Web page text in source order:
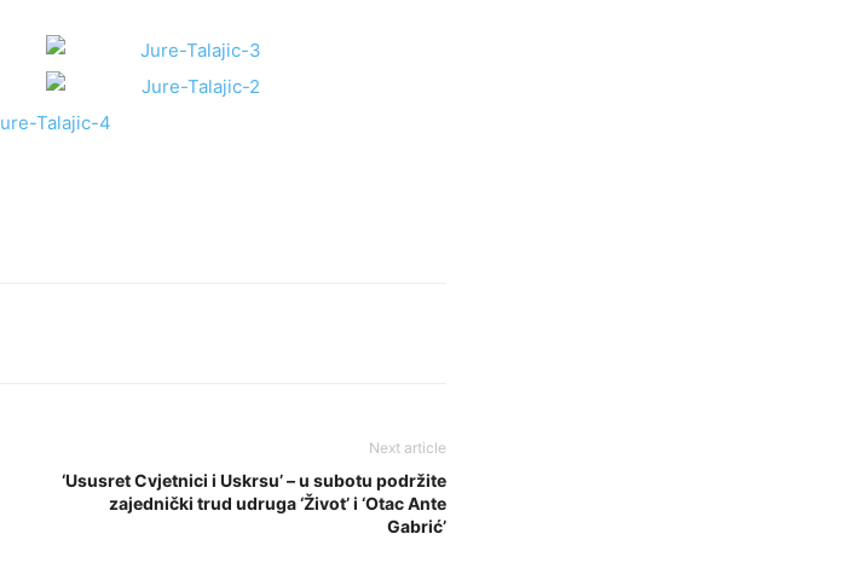
Next article
‘Ususret Cvjetnici i Uskrsu’ – u subotu podržite
zajednički trud udruga ‘Život’ i ‘Otac Ante
Gabrić’